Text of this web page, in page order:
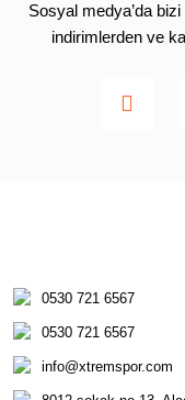
Sosyal medya’da
indirimlerden ve
0530 721 6567
0530 721 6567
info@xtremspor.com